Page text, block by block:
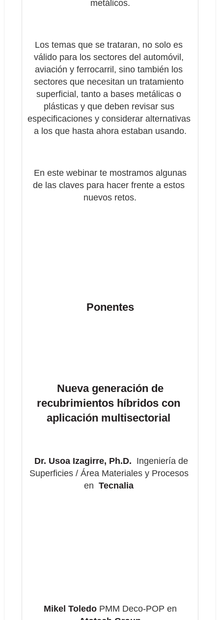
metálicos.
Los temas que se trataran, no solo es
válido para los sectores del automóvil,
aviación y ferrocarril, sino también los
sectores que necesitan un tratamiento
superficial, tanto a bases metálicas o
plásticas y que deben revisar sus
especificaciones y considerar alternativas
a los que hasta ahora estaban usando.
de las claves para hacer frente a estos
nuevos retos.
Ponentes
Nueva generación de
recubrimientos híbridos con
aplicación multisectorial
Dr. Usoa Izagirre, Ph.D. Ingeniería de
Superficies / Área Materiales y Procesos
en Tecnalia
Mikel Toledo